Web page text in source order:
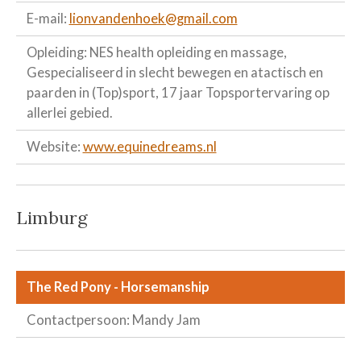
E-mail: lionvandenhoek@gmail.com
Opleiding: NES health opleiding en massage,
Gespecialiseerd in slecht bewegen en atactisch en
paarden in (Top)sport, 17 jaar Topsportervaring op
allerlei gebied.
Website: www.equinedreams.nl
Limburg
The Red Pony - Horsemanship
Contactpersoon: Mandy Jam